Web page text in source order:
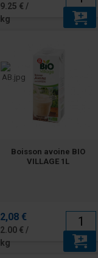
9.25 € /
kg
Boisson avoine BIO
VILLAGE 1L
2,08 €
2.00 € /
kg